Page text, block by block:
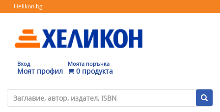
Helikon.bg
Вход
Моят профил
Моята поръчка
0 продукта